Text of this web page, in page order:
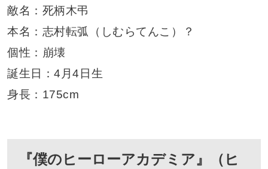
敵名：死柄木弔
本名：志村転弧（しむらてんこ）？
個性：崩壊
誕生日：4月4日生
身長：175cm
『僕のヒーローアカデミア』（ヒ